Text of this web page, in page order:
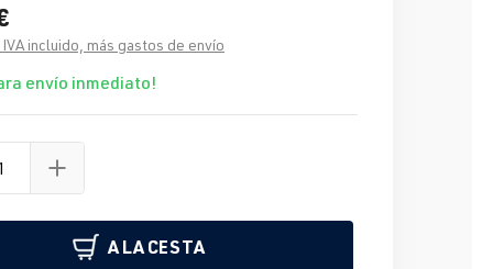
incluido, más gastos de envío
envío inmediato!
A LA CESTA